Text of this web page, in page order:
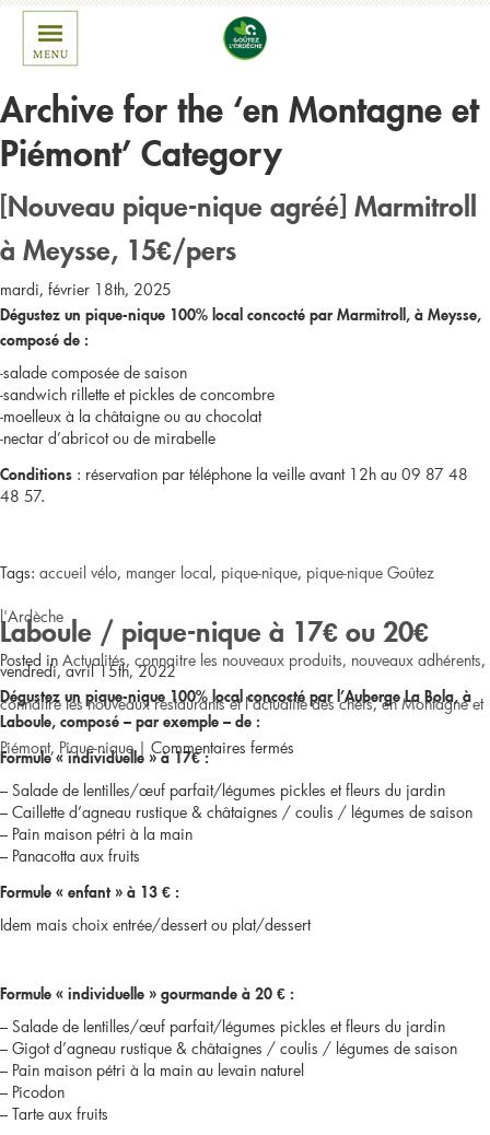
Archive for the ‘en Montagne et
Piémont’ Category
[Nouveau pique-nique agréé] Marmitroll
à Meysse, 15€/pers
mardi, février 18th, 2025
Dégustez un pique-nique 100% local concocté par Marmitroll, à Meysse,
composé de :
-salade composée de saison
-sandwich rillette et pickles de concombre
-moelleux à la châtaigne ou au chocolat
-nectar d’abricot ou de mirabelle
Conditions
: réservation par téléphone la veille avant 12h au 09 87 48
48 57.
Tags: accueil vélo, manger local, pique-nique, pique-nique Goûtez
l'Ardèche
Posted in Actualités, connaitre les nouveaux produits, nouveaux adhérents,
connaitre les nouveaux restaurants et l'actualité des chefs,en Montagne et
Piémont, Pique-nique| Commentaires fermés
[Nouveau
agréé]
Meysse,
Laboule / pique-nique à 17€ ou 20€
vendredi, avril 15th, 2022
Dégustez un pique-nique 100% local concocté par l’Auberge La Bola, à
Laboule, composé – par exemple – de :
Formule « individuelle » à 17€ :
– Salade de lentilles/œuf parfait/légumes pickles et fleurs du jardin
– Caillette d’agneau rustique & châtaignes / coulis / légumes de saison
– Pain maison pétri à la main
– Panacotta aux fruits
Formule « enfant » à 13 € :
Idem mais choix entrée/dessert ou plat/dessert
Formule « individuelle » gourmande à 20 € :
– Salade de lentilles/œuf parfait/légumes pickles et fleurs du jardin
– Gigot d’agneau rustique & châtaignes / coulis / légumes de saison
– Pain maison pétri à la main au levain naturel
– Picodon
– Tarte aux fruits